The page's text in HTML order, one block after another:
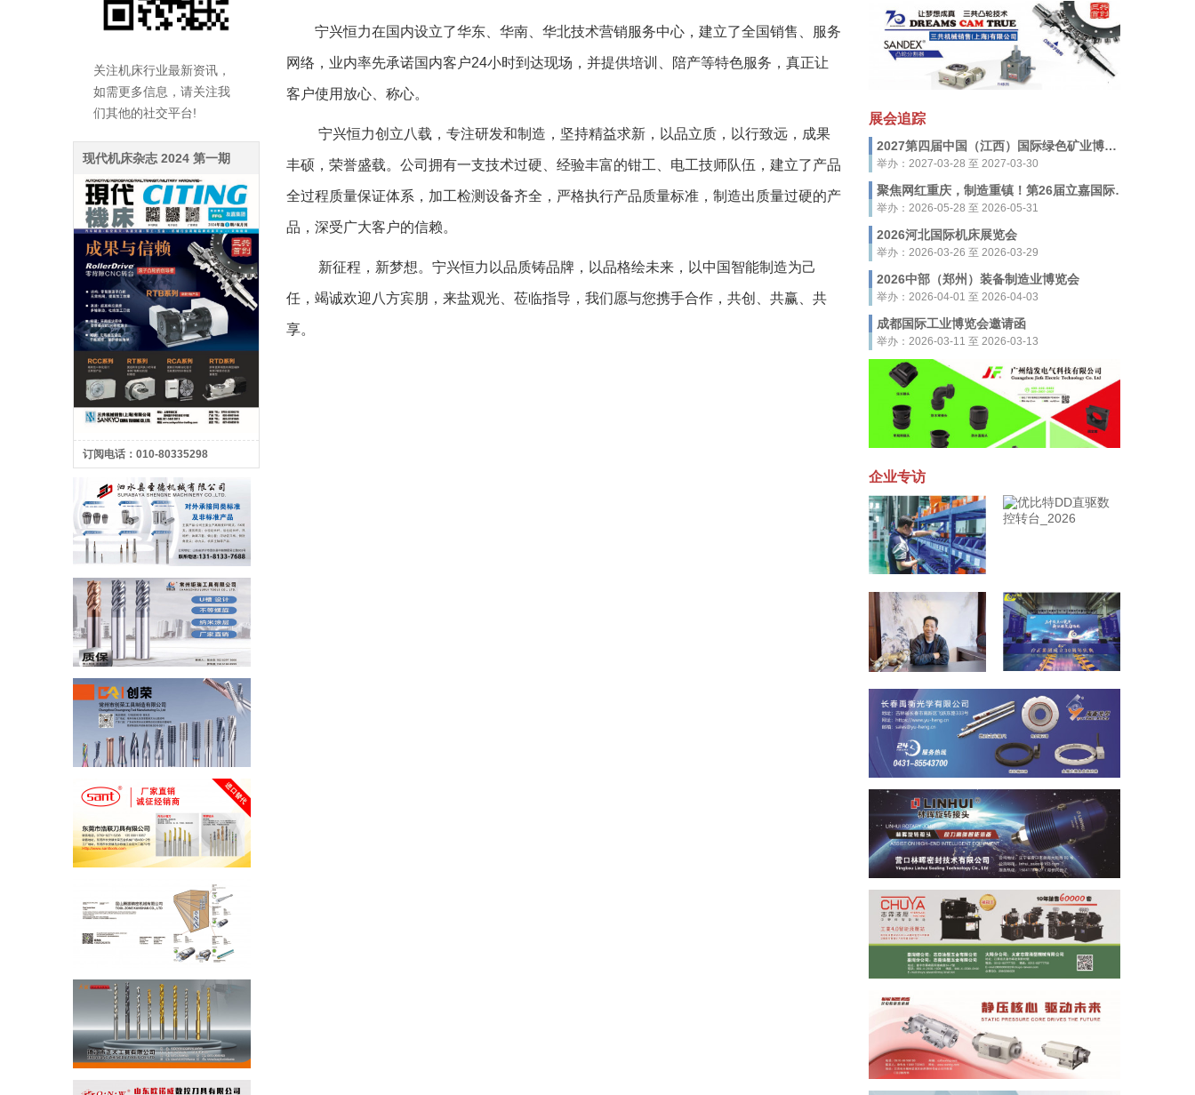
关注机床行业最新资讯，
如需更多信息，请关注我
们其他的社交平台!
现代机床杂志 2024 第一期
订阅电话：010-80335298
宁兴恒力在国内设立了华东、华南、华北技术营销服务中心，建立了全国销售、服务
网络，业内率先承诺国内客户24小时到达现场，并提供培训、陪产等特色服务，真正让
客户使用放心、称心。
宁兴恒力创立八载，专注研发和制造，坚持精益求新，以品立质，以行致远，成果
丰硕，荣誉盛载。公司拥有一支技术过硬、经验丰富的钳工、电工技师队伍，建立了产品
全过程质量保证体系，加工检测设备齐全，严格执行产品质量标准，制造出质量过硬的产
品，深受广大客户的信赖。
新征程，新梦想。宁兴恒力以品质铸品牌，以品格绘未来，以中国智能制造为己
任，竭诚欢迎八方宾朋，来盐观光、莅临指导，我们愿与您携手合作，共创、共赢、共
享。
展会追踪
2027第四届中国（江西）国际绿色矿业博览会
举办：2027-03-28 至 2027-03-30
聚焦网红重庆，制造重镇！第26届立嘉国际智能装备展览会，5月28-31日启幕
举办：2026-05-28 至 2026-05-31
2026河北国际机床展览会
举办：2026-03-26 至 2026-03-29
2026中部（郑州）装备制造业博览会
举办：2026-04-01 至 2026-04-03
成都国际工业博览会邀请函
举办：2026-03-11 至 2026-03-13
企业专访